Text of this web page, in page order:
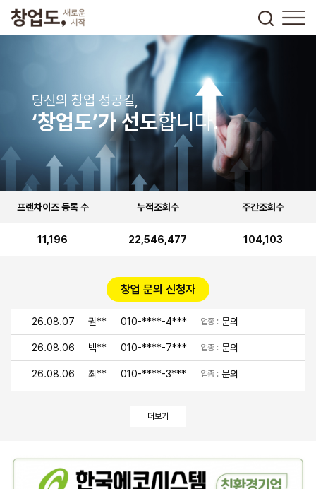
당신의 창업 성공길,
‘창업도’가 선도합니다.
프랜차이즈 등록 수 누적조회수 주간조회수
11,196 22,546,477 104,103
창업 문의 신청자
26.08.07 권** 010-****-4*** 업종 : 문의
26.08.06 백** 010-****-7*** 업종 : 문의
26.08.06 최** 010-****-3*** 업종 : 문의
26.08.05 박** 010-****-2*** 업종 : 문의
더보기